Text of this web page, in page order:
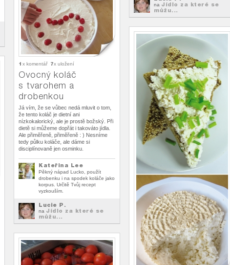
na Jídlo za které se
můžu...
1 x komentář 7x uložení
Ovocný koláč
s tvarohem a
drobenkou
Já vím, že se vůbec nedá mluvit o tom,
že tento koláč je dietní ani
nízkokalorický, ale je prostě božský. Při
dietě si můžeme dopřát i takováto jídla.
Ale přiměřeně, přiměřeně : ) Nesníme
tedy půlku koláče, ale dáme si
disciplínovaně jen osminku.
Kateřina Lee
Pěkný nápad Lucko, použít
drobenku i na spodek koláče jako
korpus. Určitě Tvůj recept
vyzkouším.
Lucie P.
na Jídlo za které se
můžu...